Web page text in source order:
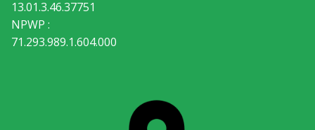
13.01.3.46.37751
NPWP :
71.293.989.1.604.000